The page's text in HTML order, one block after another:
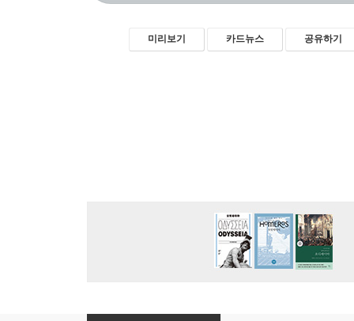
미리보기 카드뉴스 공유하기